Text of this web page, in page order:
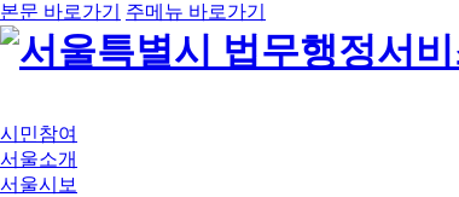
본문 바로가기 주메뉴 바로가기
시민참여
서울소개
서울시보